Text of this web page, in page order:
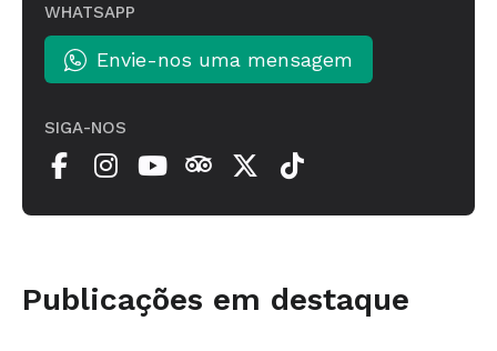
WHATSAPP
Envie-nos uma mensagem
SIGA-NOS
Publicações em destaque